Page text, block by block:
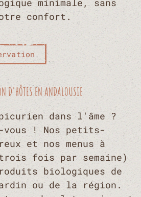
minimale, sans
confort.
D'HÔTES EN ANDALOUSIE
dans l'âme ?
! Nos petits-
et nos menus à
fois par semaine)
biologiques de
ou de la région.